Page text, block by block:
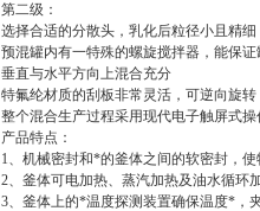
第二级：
选择合适的分散头，乳化后粒径小且精
预混罐内有一特殊的螺旋搅拌器，能保证
垂直与水平方向上混合充分
特氟纶材质的刮板非常灵活，可逆向旋
整个混合生产过程采用现代电子触屏式操
产品特点：
1、机械密封和*的釜体之间的软密封，使
2、釜体可电加热、蒸汽加热及油水循环加
3、釜体上的*温度探测装置确保温度*，